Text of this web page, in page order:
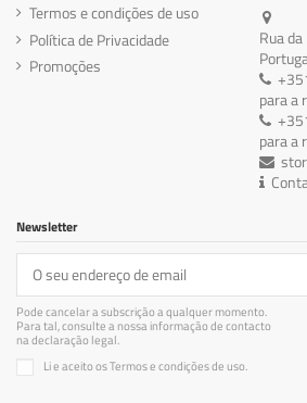
Termos e condições de uso
Política de Privacidade
Promoções
Rua
para a
para a
Newsletter
Pode cancelar a subscrição a qualquer momento.
Para tal, consulte a nossa informação de contacto
na declaração legal.
Li e aceito os Termos e condições de uso.